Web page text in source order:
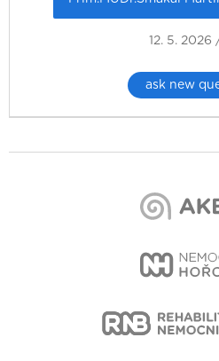
12. 5. 2026
ask new